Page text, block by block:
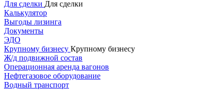
Для сделки Для сделки
Калькулятор
Выгоды лизинга
Документы
ЭДО
Крупному бизнесу Крупному бизнесу
Ж/д подвижной состав
Операционная аренда вагонов
Нефтегазовое оборудование
Водный транспорт